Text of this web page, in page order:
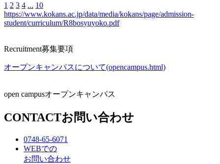
1 2 3 4 ... 10
https://www.kokans.ac.jp/data/media/kokans/page/admission-
student/curriculum/R8bosyuyoko.pdf
Recruitment募集要項
オープンキャンパスについて(opencampus.html)
open campusオープンキャンパス
CONTACTお問い合わせ
0748-65-6071
WEBでの
お問い合わせ